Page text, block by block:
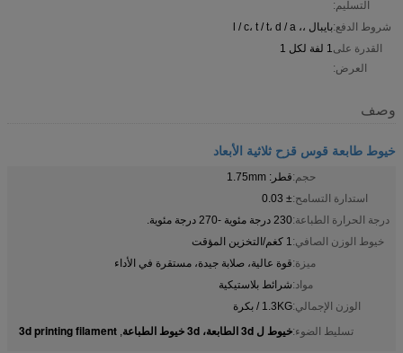
التسليم:
شروط الدفع:بايبال ،، l / c، t / t، d / a
القدرة على
العرض:
1 لفة لكل 1
وصف
خيوط طابعة قوس قزح ثلاثية الأبعاد
حجم:قطر: 1.75mm
استدارة التسامح:± 0.03
درجة الحرارة الطباعة:230 درجة مئوية -270 درجة مئوية.
خيوط الوزن الصافي:1 كغم/التخزين المؤقت
ميزة:قوة عالية، صلابة جيدة، مستقرة في الأداء
مواد:شرائط بلاستيكية
الوزن الإجمالي:1.3KG / بكرة
تسليط الضوء:خيوط ل 3d الطابعة، 3d خيوط الطباعة ,
3d printing filament